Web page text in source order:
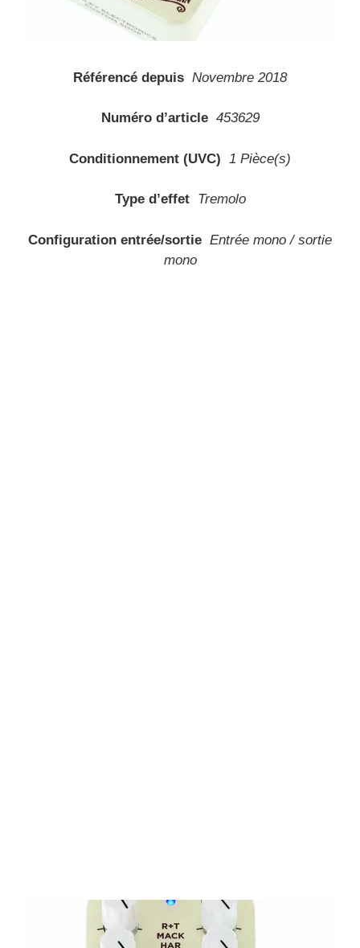
Référencé depuis Novembre 2018
Numéro d’article 453629
Conditionnement (UVC) 1 Pièce(s)
Type d’effet Tremolo
Configuration entrée/sortie Entrée mono / sortie
mono